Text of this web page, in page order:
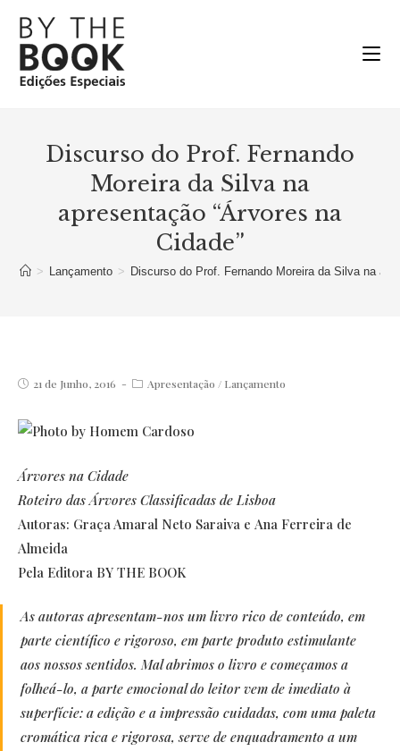
para
conteúdo
Discurso do Prof. Fernando
Moreira da Silva na
apresentação “Árvores na
Cidade”
> Lançamento > Discurso do Prof. Fernando Moreira da Silva na
Post21 de Junho, 2016
PostApresentação / Lançamento
Árvores na Cidade
Roteiro das Árvores Classificadas de Lisboa
Autoras: Graça Amaral Neto Saraiva e Ana Ferreira de
Almeida
Pela Editora BY THE BOOK
As autoras apresentam-nos um livro rico de conteúdo, em
parte científico e rigoroso, em parte produto estimulante
aos nossos sentidos. Mal abrimos o livro e começamos a
folheá-lo, a parte emocional do leitor vem de imediato à
superfície: a edição e a impressão cuidadas, com uma paleta
cromática rica e rigorosa, serve de enquadramento a um